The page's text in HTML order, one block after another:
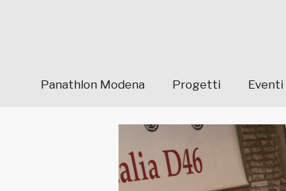
Panathlon Modena Progetti Eventi